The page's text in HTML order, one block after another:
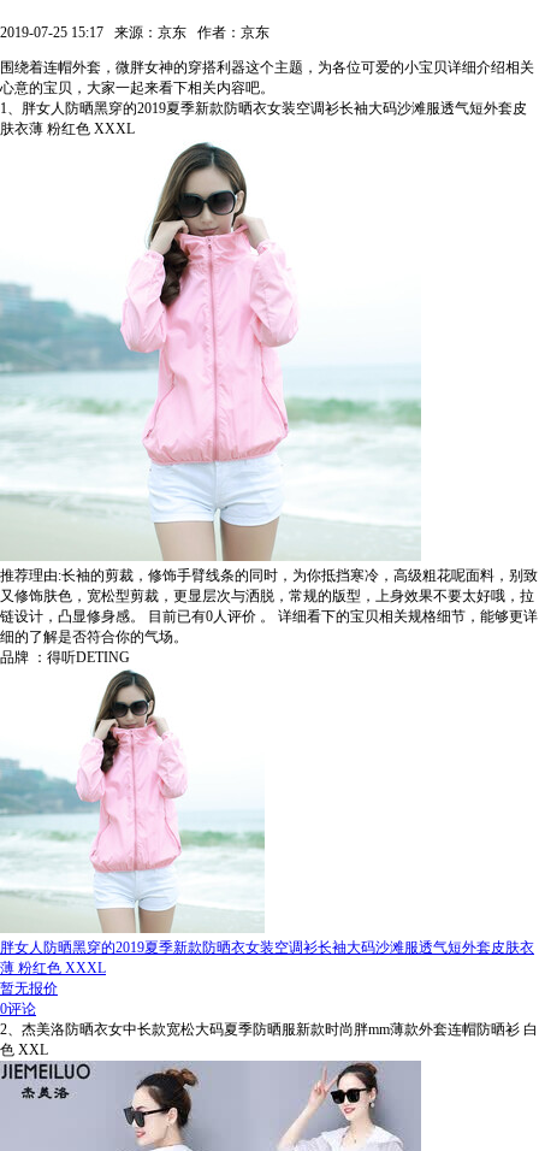
2019-07-25 15:17 来源：京东 作者：京东
围绕着连帽外套，微胖女神的穿搭利器这个主题，为各位可爱的小宝贝详细介绍相关
心意的宝贝，大家一起来看下相关内容吧。
1、胖女人防晒黑穿的2019夏季新款防晒衣女装空调衫长袖大码沙滩服透气短外套皮
肤衣薄 粉红色 XXXL
推荐理由:长袖的剪裁，修饰手臂线条的同时，为你抵挡寒冷，高级粗花呢面料，别致
又修饰肤色，宽松型剪裁，更显层次与洒脱，常规的版型，上身效果不要太好哦，拉
链设计，凸显修身感。
目前已有0人评价 。
详细看下的宝贝相关规格细节，能够更详
细的了解是否符合你的气场。
品牌 ：得听DETING
胖女人防晒黑穿的2019夏季新款防晒衣女装空调衫长袖大码沙滩服透气短外套皮肤衣
薄 粉红色 XXXL
暂无报价
0评论
2、杰美洛防晒衣女中长款宽松大码夏季防晒服新款时尚胖mm薄款外套连帽防晒衫 白
色 XXL